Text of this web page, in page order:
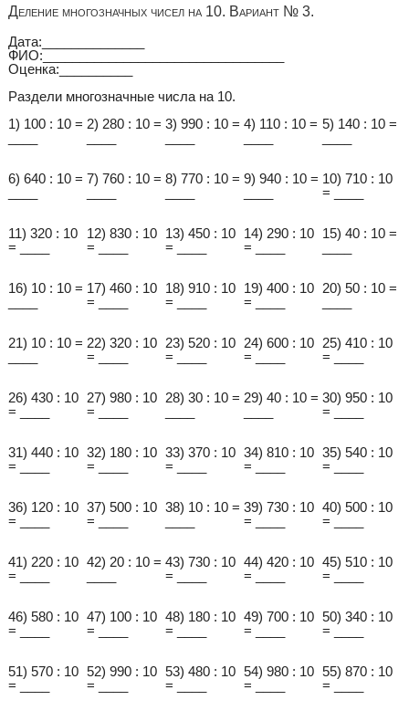
Деление многозначных чисел на 10. Вариант № 3.
Дата:______________
ФИО:_________________________________
Оценка:__________
Раздели многозначные числа на 10.
1) 100 : 10 = 2) 280 : 10 = 3) 990 : 10 = 4) 110 : 10 = 5) 140 : 10 =
6) 640 : 10 = 7) 760 : 10 = 8) 770 : 10 = 9) 940 : 10 = 10) 710 : 10
= ____
11) 320 : 10
= ____
12) 830 : 10
= ____
13) 450 : 10
= ____
14) 290 : 10
= ____
15) 40 : 10 =
16) 10 : 10 = 17) 460 : 10
= ____
18) 910 : 10
= ____
19) 400 : 10
= ____
20) 50 : 10 =
21) 10 : 10 = 22) 320 : 10
= ____
23) 520 : 10
= ____
24) 600 : 10
= ____
25) 410 : 10
= ____
26) 430 : 10
= ____
27) 980 : 10
= ____
28) 30 : 10 = 29) 40 : 10 = 30) 950 : 10
= ____
31) 440 : 10
= ____
32) 180 : 10
= ____
33) 370 : 10
= ____
34) 810 : 10
= ____
35) 540 : 10
= ____
36) 120 : 10
= ____
37) 500 : 10
= ____
38) 10 : 10 = 39) 730 : 10
= ____
40) 500 : 10
= ____
41) 220 : 10
= ____
42) 20 : 10 = 43) 730 : 10
= ____
44) 420 : 10
= ____
45) 510 : 10
= ____
46) 580 : 10
= ____
47) 100 : 10
= ____
48) 180 : 10
= ____
49) 700 : 10
= ____
50) 340 : 10
= ____
51) 570 : 10
= ____
52) 990 : 10
= ____
53) 480 : 10
= ____
54) 980 : 10
= ____
55) 870 : 10
= ____